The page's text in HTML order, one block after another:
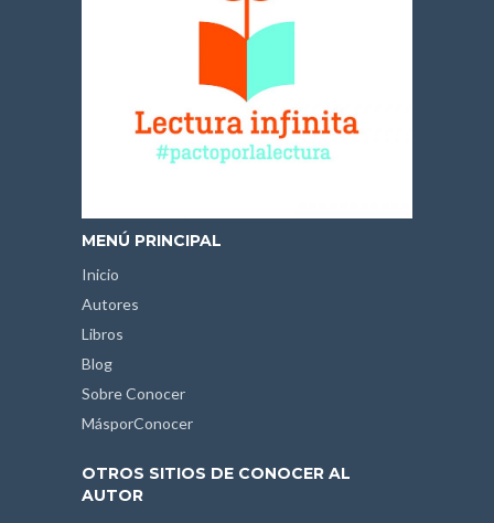
MENÚ PRINCIPAL
Inicio
Autores
Libros
Blog
Sobre Conocer
MásporConocer
OTROS SITIOS DE CONOCER AL
AUTOR